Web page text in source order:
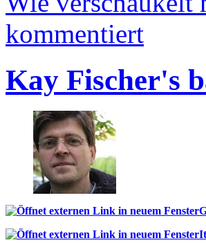
kommentiert
Kay Fischer's